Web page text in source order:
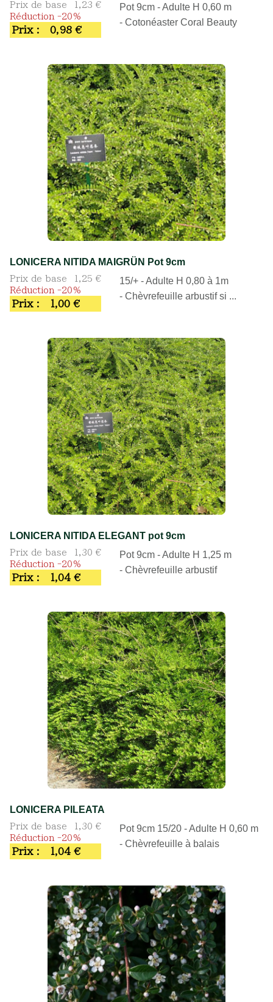
Prix de base
1,23 €
Réduction -20%
Prix : 0,98 €
Pot 9cm - Adulte H 0,60 m
- Cotonéaster Coral Beauty
LONICERA NITIDA MAIGRÜN Pot 9cm
Prix de base
1,25 €
Réduction -20%
Prix : 1,00 €
15/+ - Adulte H 0,80 à 1m
- Chèvrefeuille arbustif si ...
LONICERA NITIDA ELEGANT pot 9cm
Prix de base
1,30 €
Réduction -20%
Prix : 1,04 €
Pot 9cm - Adulte H 1,25 m
- Chèvrefeuille arbustif
LONICERA PILEATA
Prix de base
1,30 €
Réduction -20%
Prix : 1,04 €
Pot 9cm 15/20 - Adulte H 0,60 m
- Chèvrefeuille à balais